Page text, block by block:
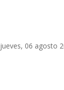
jueves, 06 agosto